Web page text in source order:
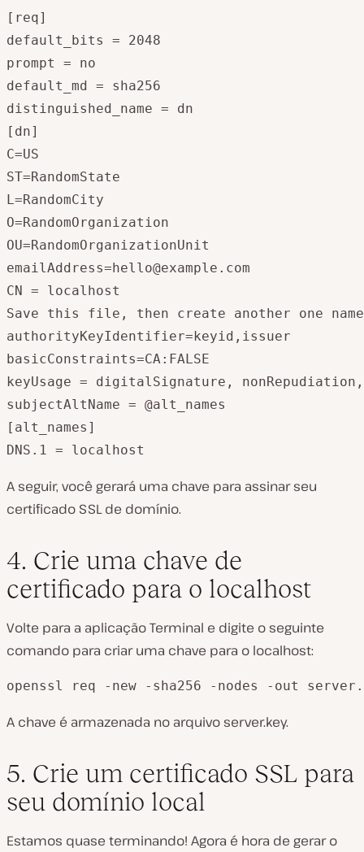
[req]
default_bits = 2048
prompt = no
default_md = sha256
distinguished_name = dn
[dn]
C=US
ST=RandomState
L=RandomCity
O=RandomOrganization
emailAddress=hello@example.com
CN = localhost
Save this file, then create another one
authorityKeyIdentifier=keyid,issuer
basicConstraints=CA:FALSE
keyUsage = digitalSignature,
subjectAltName = @alt_names
[alt_names]
DNS.1 = localhost
A seguir, você gerará uma chave para assinar seu
certificado SSL de domínio.
4. Crie uma chave de
certificado para o localhost
Volte para a aplicação Terminal e digite o seguinte
comando para criar uma chave para o localhost:
openssl req -new -sha256 -nodes -out
A chave é armazenada no arquivo server.key.
5. Crie um certificado SSL para
seu domínio local
Estamos quase terminando! Agora é hora de gerar o